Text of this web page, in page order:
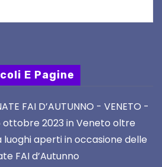
E Pagine
FAI D’AUTUNNO - VENETO -
ottobre 2023 in Veneto oltre
aperti in occasione delle
FAI d’Autunno